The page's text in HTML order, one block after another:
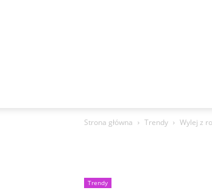
Strona główna Trendy Wylej z
Trendy